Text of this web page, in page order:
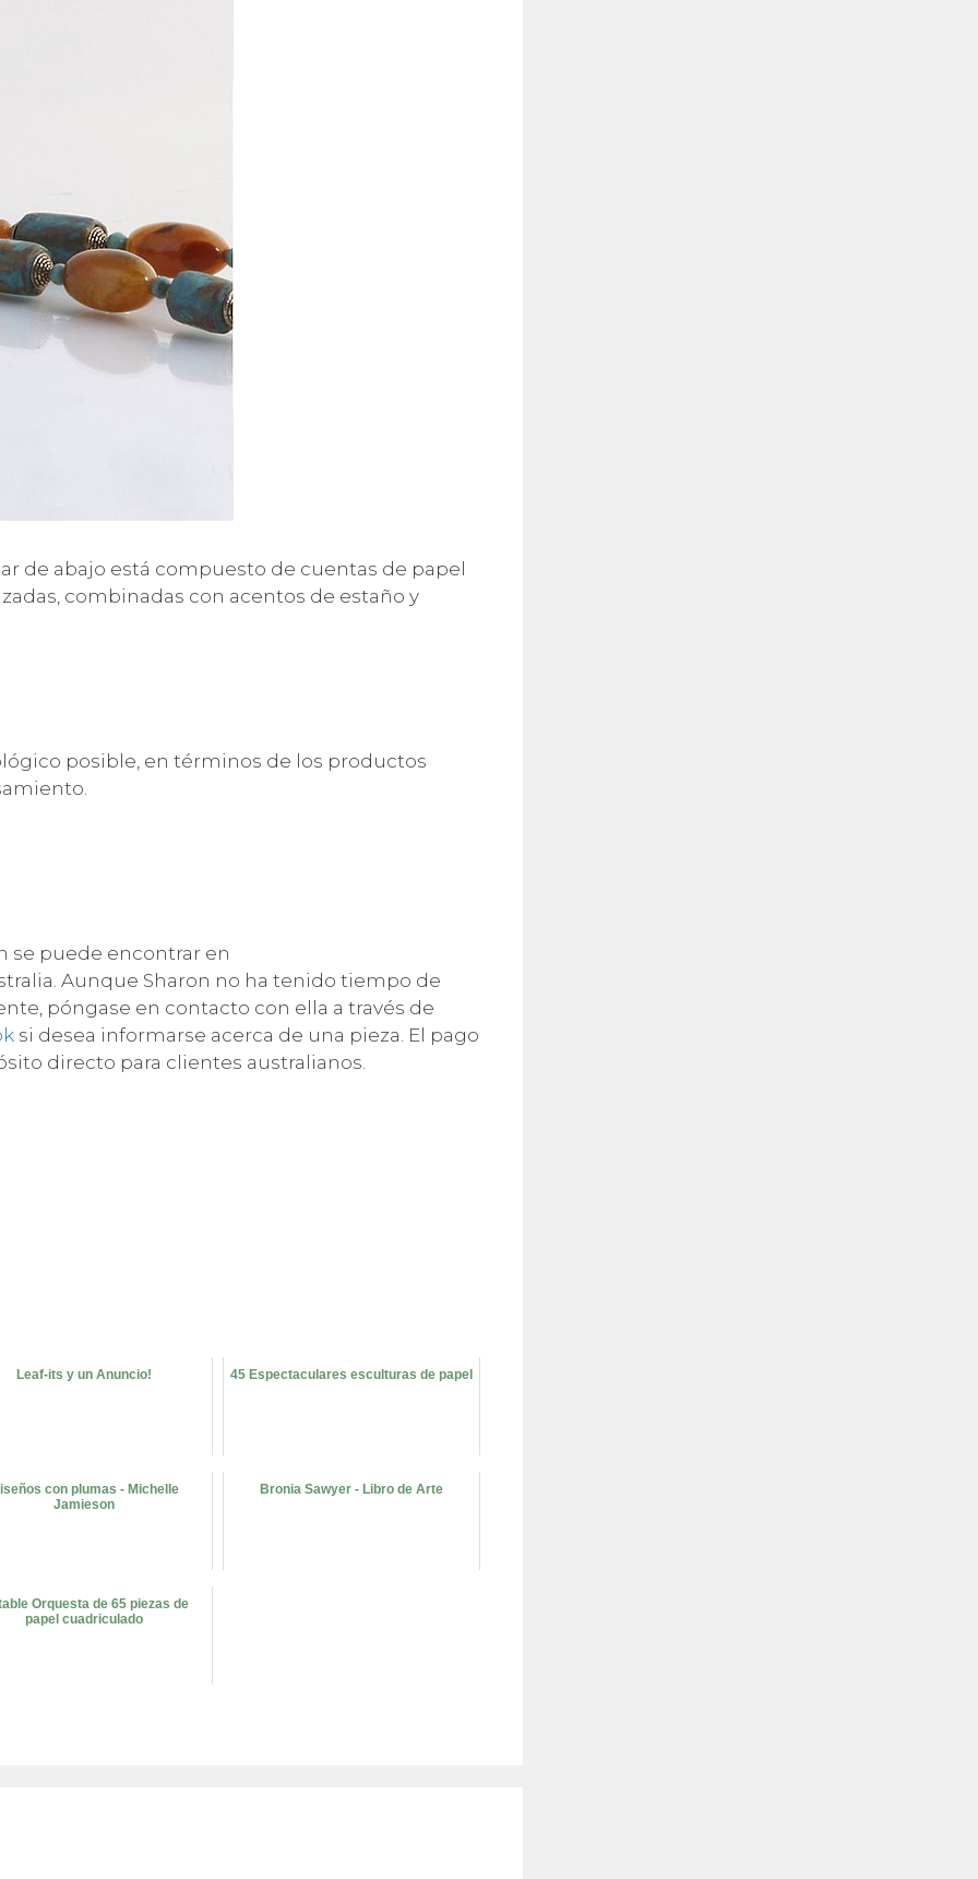
de abajo está compuesto de cuentas de papel
combinadas con acentos de estaño y
posible, en términos de los productos
se puede encontrar en
Aunque Sharon no ha tenido tiempo de
póngase en contacto con ella a través de
si desea informarse acerca de una pieza. El pago
directo para clientes australianos.
Leaf-its y un Anuncio! 45 Espectaculares esculturas de papel
con plumas - Michelle
Jamieson
Bronia Sawyer - Libro de Arte
Orquesta de 65 piezas de
papel cuadriculado